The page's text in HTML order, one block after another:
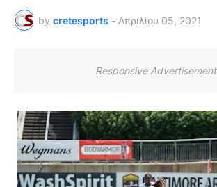
by cretesports - Απριλίου 05, 2021
Responsive Advertisement